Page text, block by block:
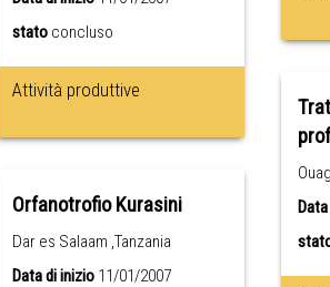
stato concluso
Attività produttive
Orfanotrofio Kurasini
Dar es Salaam ,Tanzania
Data di inizio11/01/2007